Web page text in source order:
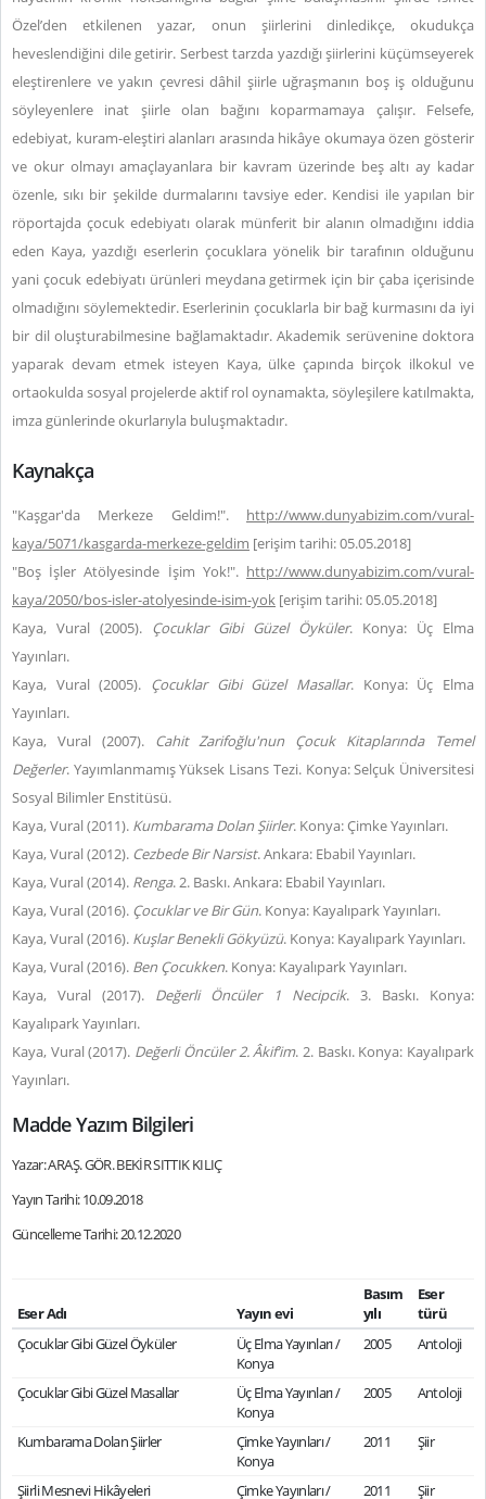
Özel’den etkilenen yazar, onun şiirlerini dinledikçe, okudukça
heveslendiğini dile getirir. Serbest tarzda yazdığı şiirlerini küçümseyerek
eleştirenlere ve yakın çevresi dâhil şiirle uğraşmanın boş iş olduğunu
söyleyenlere inat şiirle olan bağını koparmamaya çalışır. Felsefe,
edebiyat, kuram-eleştiri alanları arasında hikâye okumaya özen gösterir
ve okur olmayı amaçlayanlara bir kavram üzerinde beş altı ay kadar
özenle, sıkı bir şekilde durmalarını tavsiye eder. Kendisi ile yapılan bir
röportajda çocuk edebiyatı olarak münferit bir alanın olmadığını iddia
eden Kaya, yazdığı eserlerin çocuklara yönelik bir tarafının olduğunu
yani çocuk edebiyatı ürünleri meydana getirmek için bir çaba içerisinde
olmadığını söylemektedir. Eserlerinin çocuklarla bir bağ kurmasını da iyi
bir dil oluşturabilmesine bağlamaktadır. Akademik serüvenine doktora
yaparak devam etmek isteyen Kaya, ülke çapında birçok ilkokul ve
ortaokulda sosyal projelerde aktif rol oynamakta, söyleşilere katılmakta,
imza günlerinde okurlarıyla buluşmaktadır.
Kaynakça
"Kaşgar'da Merkeze Geldim!". http://www.dunyabizim.com/vural-
kaya/5071/kasgarda-merkeze-geldim [erişim tarihi: 05.05.2018]
"Boş İşler Atölyesinde İşim Yok!". http://www.dunyabizim.com/vural-
kaya/2050/bos-isler-atolyesinde-isim-yok [erişim tarihi: 05.05.2018]
Kaya, Vural (2005). Çocuklar Gibi Güzel Öyküler. Konya: Üç Elma
Yayınları.
Kaya, Vural (2005). Çocuklar Gibi Güzel Masallar. Konya: Üç Elma
Yayınları.
Kaya, Vural (2007). Cahit Zarifoğlu'nun Çocuk Kitaplarında Temel
Değerler. Yayımlanmamış Yüksek Lisans Tezi. Konya: Selçuk Üniversitesi
Sosyal Bilimler Enstitüsü.
Kaya, Vural (2011). Kumbarama Dolan Şiirler. Konya: Çimke Yayınları.
Kaya, Vural (2012). Cezbede Bir Narsist. Ankara: Ebabil Yayınları.
Kaya, Vural (2014). Renga. 2. Baskı. Ankara: Ebabil Yayınları.
Kaya, Vural (2016). Çocuklar ve Bir Gün. Konya: Kayalıpark Yayınları.
Kaya, Vural (2016). Kuşlar Benekli Gökyüzü. Konya: Kayalıpark Yayınları.
Kaya, Vural (2016). Ben Çocukken. Konya: Kayalıpark Yayınları.
Kaya, Vural (2017). Değerli Öncüler 1 Necipcik. 3. Baskı. Konya:
Kayalıpark Yayınları.
Kaya, Vural (2017). Değerli Öncüler 2. Âkif’im. 2. Baskı. Konya: Kayalıpark
Yayınları.
Madde Yazım Bilgileri
Yazar: ARAŞ. GÖR. BEKİR SITTIK KILIÇ
Yayın Tarihi: 10.09.2018
Güncelleme Tarihi: 20.12.2020
Eser Adı Yayın evi
Basım
yılı
Eser
türü
Çocuklar Gibi Güzel Öyküler
Üç Elma Yayınları /
Konya
2005 Antoloji
Çocuklar Gibi Güzel Masallar
Üç Elma Yayınları /
Konya
2005 Antoloji
Kumbarama Dolan Şiirler
Çimke Yayınları /
Konya
2011 Şiir
Şiirli Mesnevi Hikâyeleri
Çimke Yayınları /
2011 Şiir